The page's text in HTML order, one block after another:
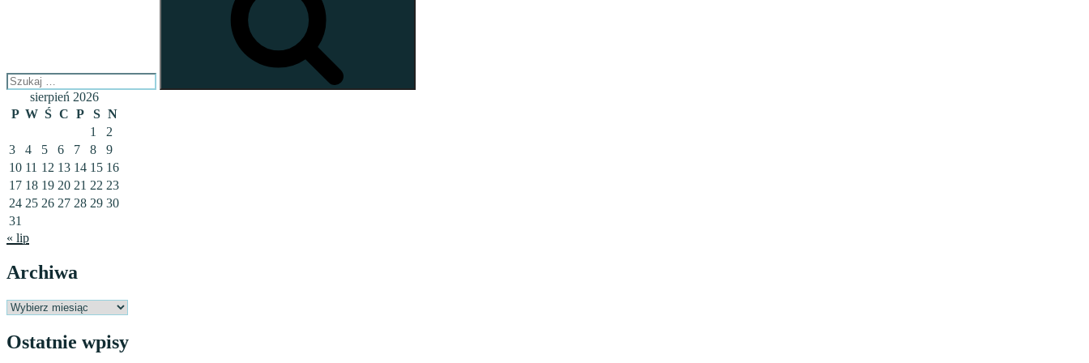
sierpień 2026
P W Ś C P S N
1
2
3
4 5 6 7 8
9
10 11 12 13 14 15 16
17 18 19 20 21 22 23
24 25 26 27 28 29 30
31
« lip
Archiwa
Archiwa
Ostatnie wpisy